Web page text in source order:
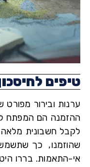
לחיסכון
ובירור מפורט של
הם המפתח לחסוך
חשבונית מלאה
כך שתשמש
בררו היטב